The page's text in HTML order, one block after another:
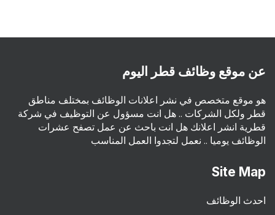
عن موقع وظائف قطر اليوم
هو موقع متخصص في نشر اعلانات الوظائف بمختلف مناطق
قطر ولكل الشركات .. هل انت مسؤول عن التوظيف في شركة
قطرية انشر اعلانك هل انت باحث عن عمل تصفح عشرات
الوظائف يوميا .. نعمل لتجدوا العمل المناسب
Site Map
احدث الوظائف